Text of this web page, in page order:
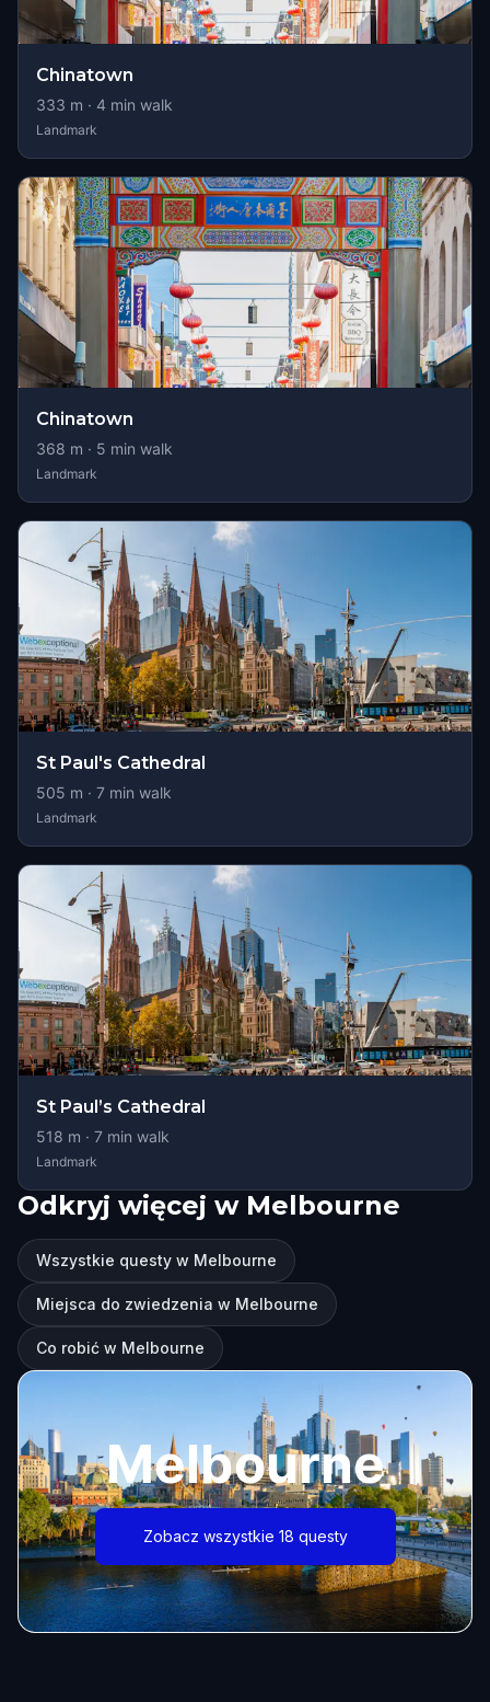
Chinatown
333 m · 4 min walk
Landmark
Chinatown
368 m · 5 min walk
Landmark
St Paul's Cathedral
505 m · 7 min walk
Landmark
St Paul’s Cathedral
518 m · 7 min walk
Landmark
Odkryj więcej w Melbourne
Wszystkie questy w Melbourne
Miejsca do zwiedzenia w Melbourne
Co robić w Melbourne
Melbourne
Zobacz wszystkie 18 questy